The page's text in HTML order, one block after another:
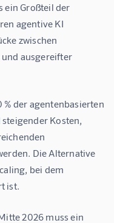
ein Großteil der
agentive KI
zwischen
ausgereifter
der agentenbasierten
Kosten,
Die Alternative
bei dem
ist.
2026 muss ein